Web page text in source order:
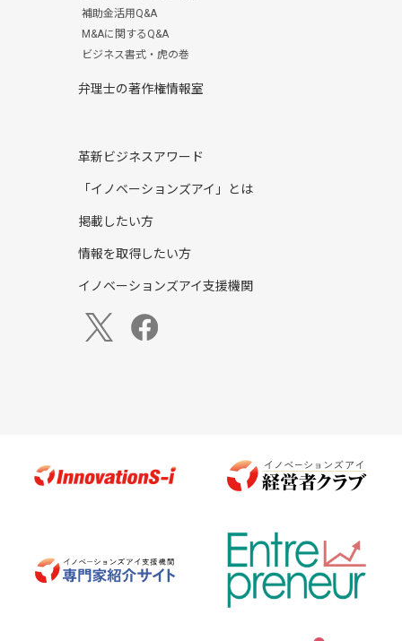
補助金活用Q&A
M&Aに関するQ&A
ビジネス書式・虎の巻
弁理士の著作権情報室
革新ビジネスアワード
「イノベーションズアイ」とは
掲載したい方
情報を取得したい方
イノベーションズアイ支援機関